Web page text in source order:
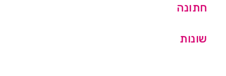
חתונה
שונות